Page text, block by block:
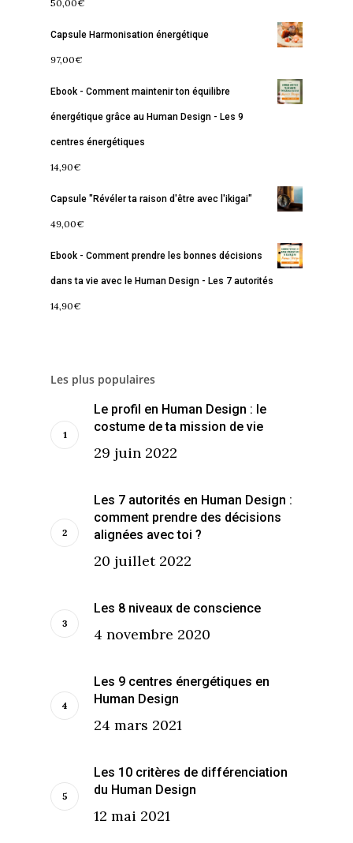
50,00€
Capsule Harmonisation énergétique
97,00€
Ebook - Comment maintenir ton équilibre
énergétique grâce au Human Design - Les 9
centres énergétiques
14,90€
Capsule "Révéler ta raison d'être avec l'ikigai"
49,00€
Ebook - Comment prendre les bonnes décisions
dans ta vie avec le Human Design - Les 7 autorités
14,90€
Les plus populaires
Le profil en Human Design : le
costume de ta mission de vie
29 juin 2022
Les 7 autorités en Human Design :
comment prendre des décisions
alignées avec toi ?
20 juillet 2022
Les 8 niveaux de conscience
4 novembre 2020
Les 9 centres énergétiques en
Human Design
24 mars 2021
Les 10 critères de différenciation
du Human Design
12 mai 2021
Accueil
Blog
Se réaliser
Accompagnements
La Boussole
Renaissance
Membership
Boutique